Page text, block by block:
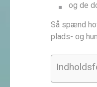
og de
Så spænd
plads- og